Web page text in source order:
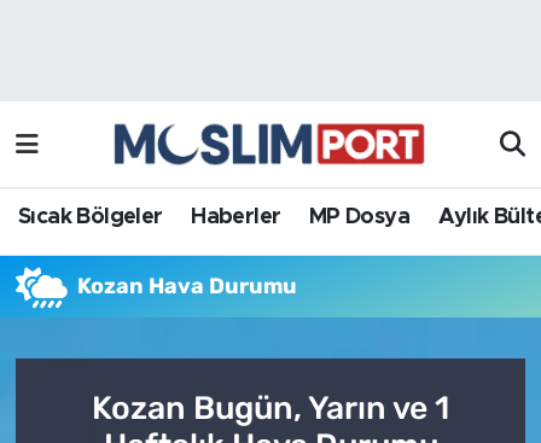
Sıcak Bölgeler Haberler MP Dosya Aylık
Kozan Hava Durumu
Kozan Bugün, Yarın ve 1
Haberler
MP Dosya
Röportaj Haber
Aylık Bülten